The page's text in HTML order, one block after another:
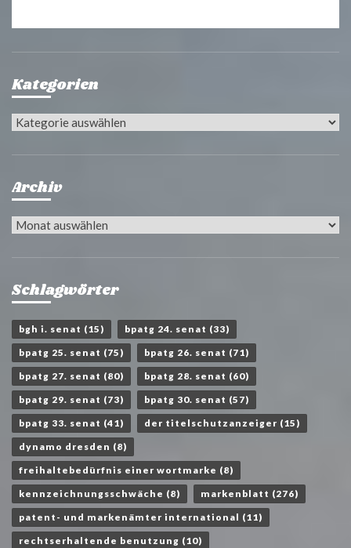
Kategorien
Kategorien
Archiv
Archiv
Schlagwörter
bgh i. senat (15) bpatg 24. senat (33)
bpatg 25. senat (75) bpatg 26. senat (71)
bpatg 27. senat (80) bpatg 28. senat (60)
bpatg 29. senat (73) bpatg 30. senat (57)
bpatg 33. senat (41) der titelschutzanzeiger (15)
dynamo dresden (8)
freihaltebedürfnis einer wortmarke (8)
kennzeichnungsschwäche (8) markenblatt (276)
patent- und markenämter international (11)
rechtserhaltende benutzung (10)